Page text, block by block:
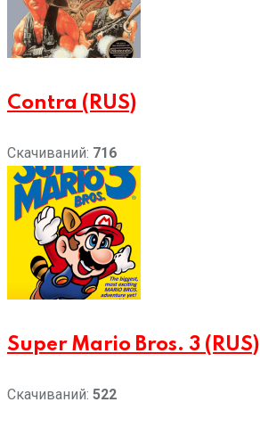
Contra (RUS)
Скачиваний: 716
Super Mario Bros. 3 (RUS)
Скачиваний: 522